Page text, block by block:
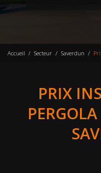
Accueil Secteur Saverdun
PRIX